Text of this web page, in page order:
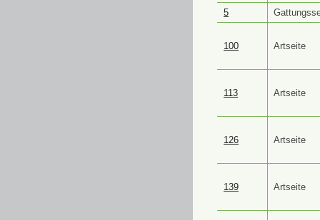
5
100 Artseite
113 Artseite
126 Artseite
139 Artseite